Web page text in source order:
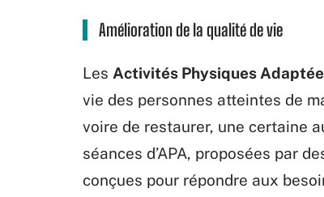
Amélioration de la qualité de vie
Les Activités Physiques
vie des personnes atteintes de
voire de restaurer, une certaine
séances d’APA, proposées par
conçues pour répondre aux